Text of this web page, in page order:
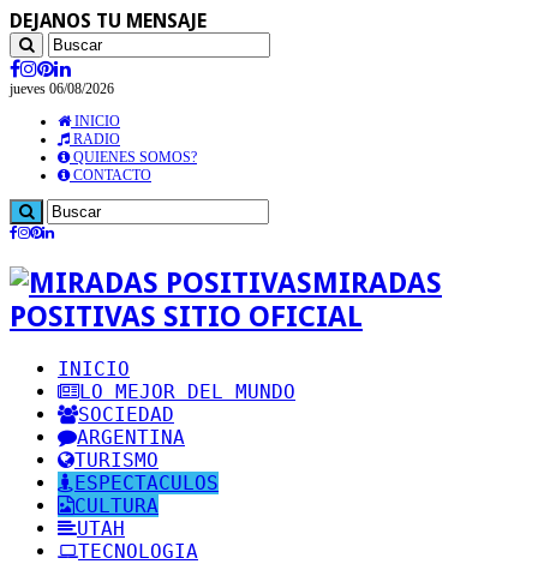
DEJANOS TU MENSAJE
jueves 06/08/2026
INICIO
RADIO
QUIENES SOMOS?
CONTACTO
MIRADAS
POSITIVAS SITIO OFICIAL
INICIO
LO MEJOR DEL MUNDO
SOCIEDAD
ARGENTINA
TURISMO
ESPECTACULOS
CULTURA
UTAH
TECNOLOGIA